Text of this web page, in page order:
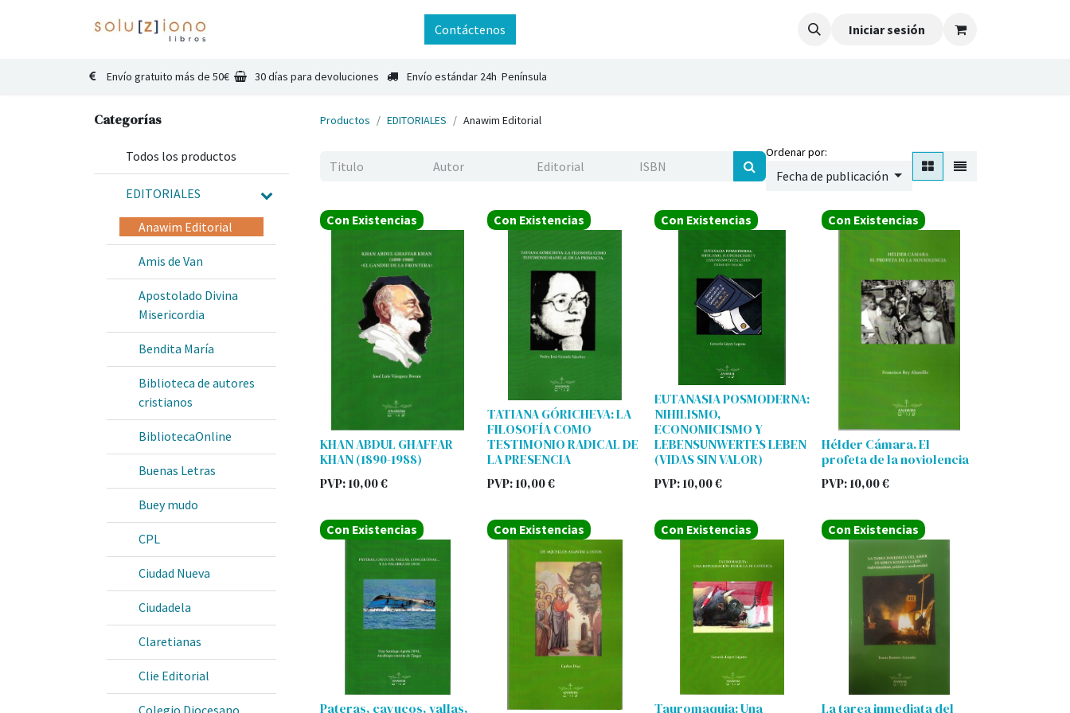
Contáctenos Iniciar sesión
Envío gratuito más de 50€ 30 días para devoluciones Envío estándar 24h Península
Categorías
Todos los productos
EDITORIALES
Anawim Editorial
Amis de Van
Apostolado Divina
Misericordia
Bendita María
Biblioteca de autores
cristianos
BibliotecaOnline
Buenas Letras
Buey mudo
CPL
Ciudad Nueva
Ciudadela
Claretianas
Clie Editorial
Colegio Diocesano
Productos EDITORIALES Anawim Editorial
Ordenar por:
Fecha de publicación
Con Existencias
KHAN ABDUL GHAFFAR
KHAN (1890-1988)
PVP:10,00€
Con Existencias
TATIANA GÓRICHEVA: LA
FILOSOFÍA COMO
TESTIMONIO RADICAL DE
LA PRESENCIA
PVP:10,00€
Con Existencias
EUTANASIA POSMODERNA:
NIHILISMO,
ECONOMICISMO Y
LEBENSUNWERTES LEBEN
(VIDAS SIN VALOR)
PVP:10,00€
Con Existencias
Hélder Cámara. El
profeta de la noviolencia
PVP:10,00€
Con Existencias
Pateras, cayucos, vallas,
Con Existencias Con Existencias
Tauromaquia: Una
Con Existencias
La tarea inmediata del